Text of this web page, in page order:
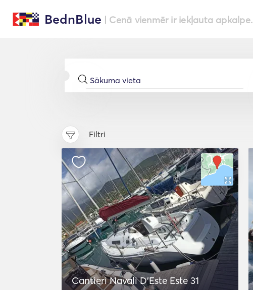
BednBlue | Cenā vienmēr ir iekļauta apkalpe.
Filtri
Cantieri Navali D'Este Este 31